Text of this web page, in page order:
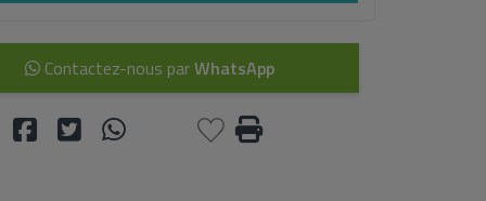
Contactez-nous parWhatsApp